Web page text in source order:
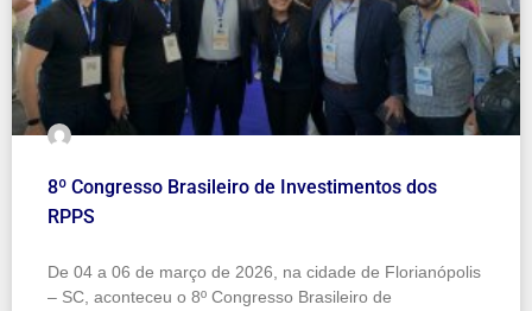
8º Congresso Brasileiro de Investimentos dos
RPPS
De 04 a 06 de março de 2026, na cidade de Florianópolis
– SC, aconteceu o 8º Congresso Brasileiro de